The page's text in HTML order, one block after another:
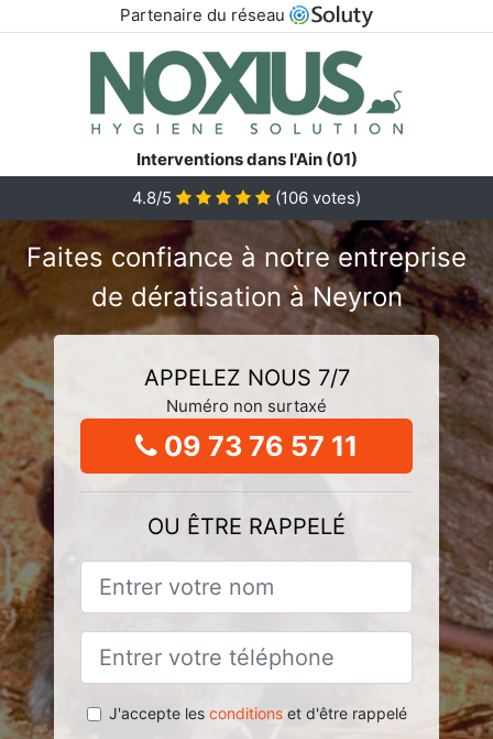
Partenaire du réseau
Interventions dans l'Ain (01)
4.8/5
(106 votes)
Faites confiance à notre entreprise
de dératisation à Neyron
APPELEZ NOUS 7/7
Numéro non surtaxé
09 73 76 57 11
OU ÊTRE RAPPELÉ
J'accepte les conditionset d'être rappelé